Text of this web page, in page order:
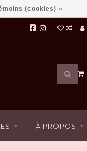
les
et
À PROPOS
(cookies) »